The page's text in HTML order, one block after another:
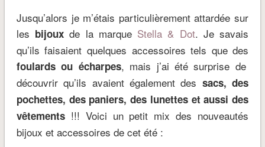
Jusqu’alors je m’étais particulièrement attardée sur
les bijoux de la marque Stella & Dot. Je savais
qu’ils faisaient quelques accessoires tels que des
foulards ou écharpes, mais j’ai été surprise de
découvrir qu’ils avaient également des sacs, des
pochettes, des paniers, des lunettes et aussi des
vêtements!!! Voici un petit mix des nouveautés
bijoux et accessoires de cet été :